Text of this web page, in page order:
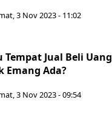
3 Nov 2023 - 11:02
Tempat Jual Beli Uang
Emang Ada?
3 Nov 2023 - 09:54